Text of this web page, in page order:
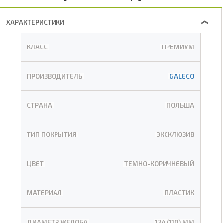
ХАРАКТЕРИСТИКИ ❯
КЛАСС ПРЕМИУМ
ПРОИЗВОДИТЕЛЬ GALECO
СТРАНА ПОЛЬША
ТИП ПОКРЫТИЯ ЭКСКЛЮЗИВ
ЦВЕТ ТЕМНО-КОРИЧНЕВЫЙ
МАТЕРИАЛ ПЛАСТИК